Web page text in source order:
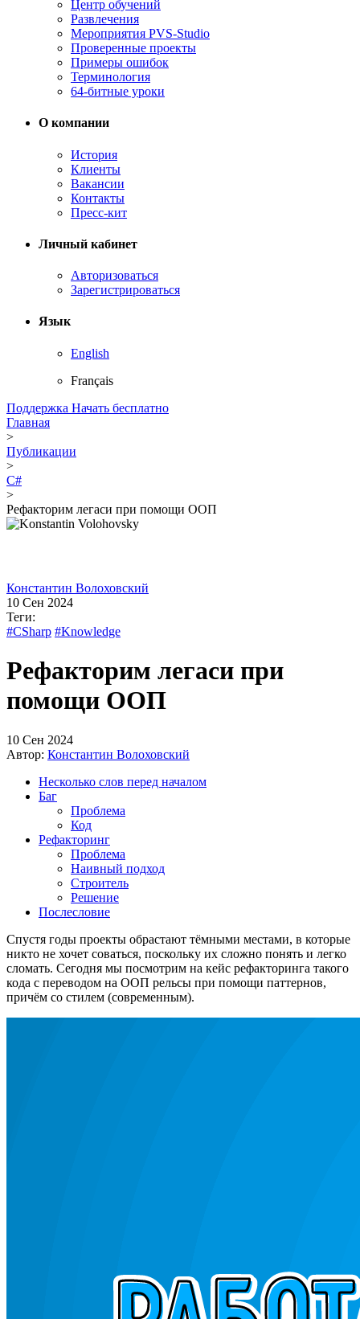
Центр обучений
Развлечения
Мероприятия PVS-Studio
Проверенные проекты
Примеры ошибок
Терминология
64-битные уроки
О компании
История
Клиенты
Вакансии
Контакты
Пресс-кит
Личный кабинет
Авторизоваться
Зарегистрироваться
Язык
English
Français
Поддержка Начать бесплатно
Главная
>
Публикации
>
C#
>
Рефакторим легаси при помощи ООП
Константин Волоховский
10 Сен 2024
Теги:
#CSharp #Knowledge
Рефакторим легаси при
помощи ООП
10 Сен 2024
Автор: Константин Волоховский
Несколько слов перед началом
Баг
Проблема
Код
Рефакторинг
Проблема
Наивный подход
Строитель
Решение
Послесловие
Спустя годы проекты обрастают тёмными местами, в которые
никто не хочет соваться, поскольку их сложно понять и легко
сломать. Сегодня мы посмотрим на кейс рефакторинга такого
кода с переводом на ООП рельсы при помощи паттернов,
причём со стилем (современным).